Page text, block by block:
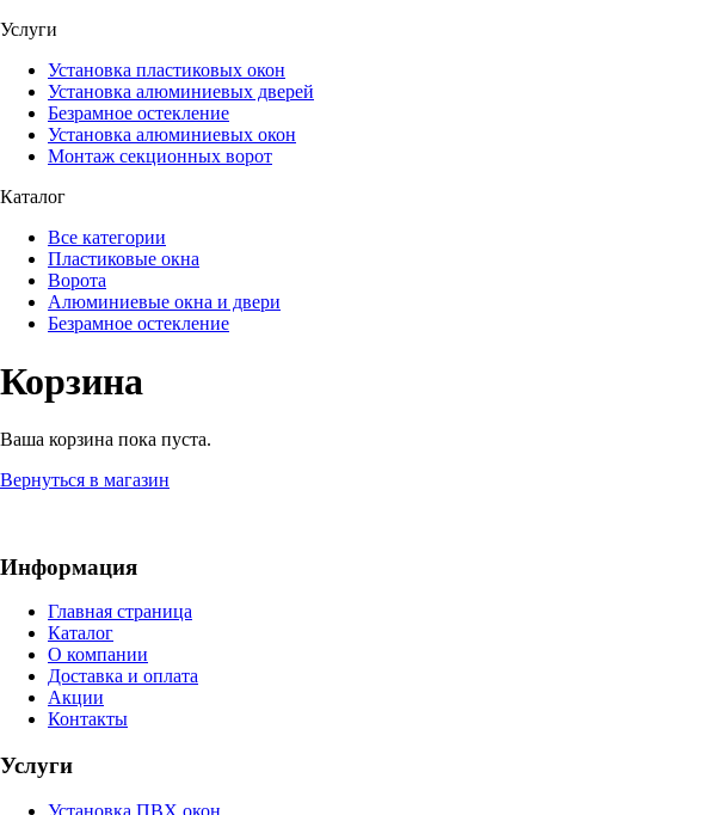
Услуги
Установка пластиковых окон
Установка алюминиевых дверей
Безрамное остекление
Установка алюминиевых окон
Монтаж секционных ворот
Каталог
Все категории
Пластиковые окна
Ворота
Алюминиевые окна и двери
Безрамное остекление
Корзина
Ваша корзина пока пуста.
Вернуться в магазин
Информация
Главная страница
Каталог
О компании
Доставка и оплата
Акции
Контакты
Услуги
Установка ПВХ окон